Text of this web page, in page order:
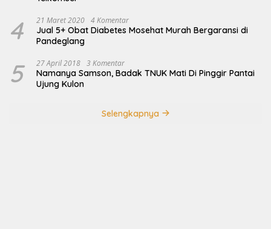
4 21 Maret 2020 4 Komentar
Jual 5+ Obat Diabetes Mosehat Murah Bergaransi di
Pandeglang
5 27 April 2018 3 Komentar
Namanya Samson, Badak TNUK Mati Di Pinggir Pantai
Ujung Kulon
Selengkapnya